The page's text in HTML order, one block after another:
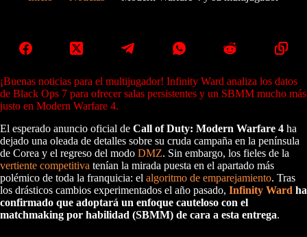
¡Buenas noticias para el multijugador! Infinity Ward analiza los datos
de Black Ops 7 para ofrecer salas persistentes y un SBMM mucho más
justo en Modern Warfare 4.
El esperado anuncio oficial de Call of Duty: Modern Warfare 4 ha
dejado una oleada de detalles sobre su cruda campaña en la península
de Corea y el regreso del modo DMZ. Sin embargo, los fieles de la
vertiente competitiva tenían la mirada puesta en el apartado más
polémico de toda la franquicia: el algoritmo de emparejamiento. Tras
los drásticos cambios experimentados el año pasado, Infinity Ward ha
confirmado que adoptará un enfoque cauteloso con el
matchmaking por habilidad (SBMM) de cara a esta entrega.